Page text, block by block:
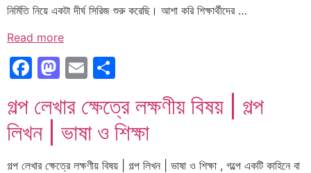
নির্মিতি নিয়ে একটা দীর্ঘ সিরিজ শুরু করেছি। আশা করি শিক্ষার্থীদের …
Read more
Facebook
Mastodon
Email
গল্প লেখার ক্ষেত্রে লক্ষণীয় বিষয় | গল্প
লিখন | ভাষা ও শিক্ষা
গল্প লেখার ক্ষেত্রে লক্ষণীয় বিষয় | গল্প লিখন | ভাষা ও শিক্ষা , গল্পে একটি কাহিনে বা